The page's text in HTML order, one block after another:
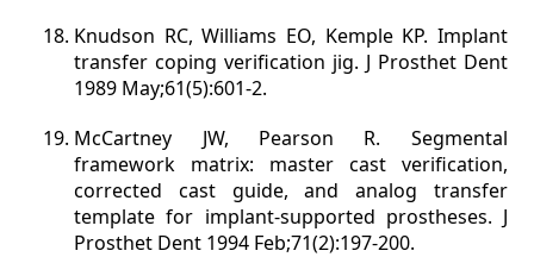
Knudson RC, Williams EO, Kemple KP. Implant
transfer coping verification jig. J Prosthet Dent
1989 May;61(5):601-2.
McCartney JW, Pearson R. Segmental
framework matrix: master cast verification,
corrected cast guide, and analog transfer
template for implant-supported prostheses. J
Prosthet Dent 1994 Feb;71(2):197-200.